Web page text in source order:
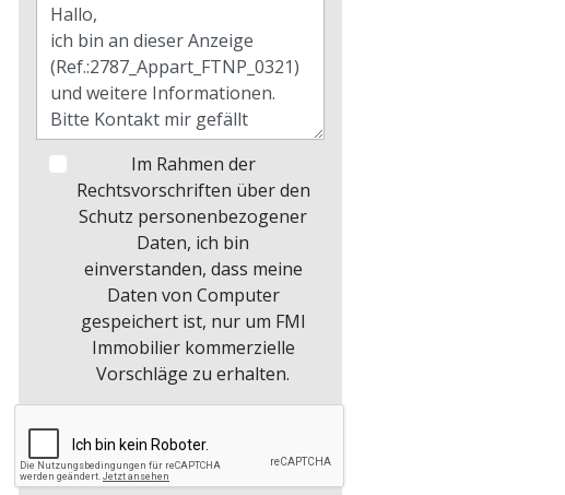
Im Rahmen der
Rechtsvorschriften über den
Schutz personenbezogener
Daten, ich bin
einverstanden, dass meine
Daten von Computer
gespeichert ist, nur um FMI
Immobilier kommerzielle
Vorschläge zu erhalten.